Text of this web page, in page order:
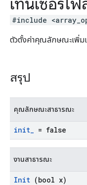
เทนเซอร์โฟ
#include
ตัวตั้งค่าคุณลักษณะเพิ่ม
สรุป
คุณลักษณะสาธารณะ
init_ = false
งานสาธารณะ
Init (bool x)